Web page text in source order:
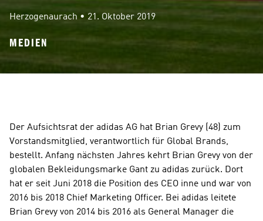
Herzogenaurach • 21. Oktober 2019
MEDIEN
Der Aufsichtsrat der adidas AG hat Brian Grevy (48) zum
Vorstandsmitglied, verantwortlich für Global Brands,
bestellt. Anfang nächsten Jahres kehrt Brian Grevy von der
globalen Bekleidungsmarke Gant zu adidas zurück. Dort
hat er seit Juni 2018 die Position des CEO inne und war von
2016 bis 2018 Chief Marketing Officer. Bei adidas leitete
Brian Grevy von 2014 bis 2016 als General Manager die